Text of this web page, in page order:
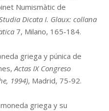
Numismàtic de
Dicata I. Glaux: collana
7, Milano, 165-184.
griega y púnica de
Actas IX Congreso
1994), Madrid, 75-92.
griega y su